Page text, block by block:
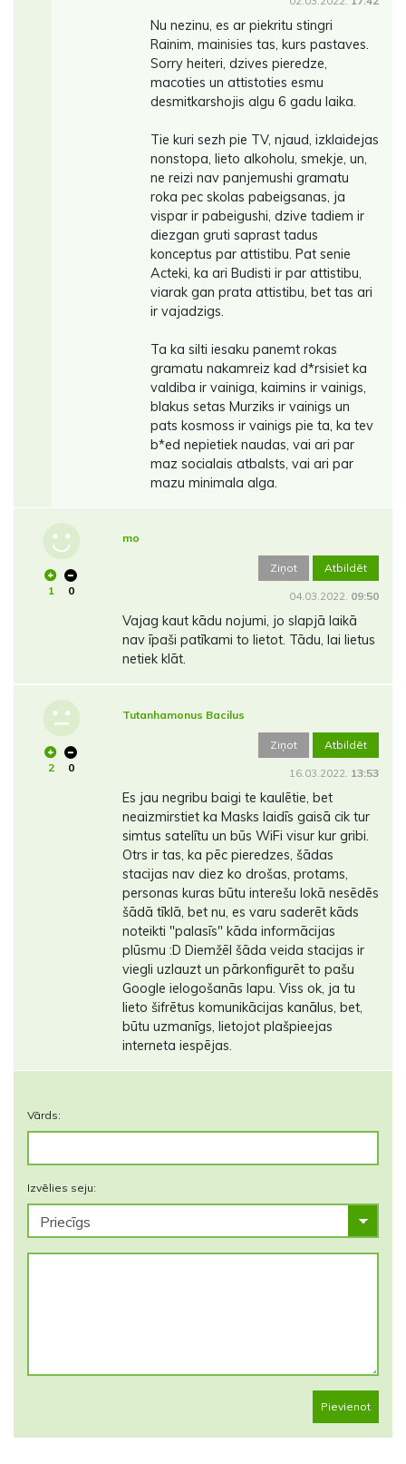
Nu nezinu, es ar piekritu stingri
Rainim, mainisies tas, kurs pastaves.
Sorry heiteri, dzives pieredze,
macoties un attistoties esmu
desmitkarshojis algu 6 gadu laika.
Tie kuri sezh pie TV, njaud, izklaidejas
nonstopa, lieto alkoholu, smekje, un,
ne reizi nav panjemushi gramatu
roka pec skolas pabeigsanas, ja
vispar ir pabeigushi, dzive tadiem ir
diezgan gruti saprast tadus
konceptus par attistibu. Pat senie
Acteki, ka ari Budisti ir par attistibu,
viarak gan prata attistibu, bet tas ari
ir vajadzigs.
Ta ka silti iesaku panemt rokas
gramatu nakamreiz kad d*rsisiet ka
valdiba ir vainiga, kaimins ir vainigs,
blakus setas Murziks ir vainigs un
pats kosmoss ir vainigs pie ta, ka tev
b*ed nepietiek naudas, vai ari par
maz socialais atbalsts, vai ari par
mazu minimala alga.
1 0
mo
Ziņot Atbildēt
04.03.2022. 09:50
Vajag kaut kādu nojumi, jo slapjā laikā
nav īpaši patīkami to lietot. Tādu, lai lietus
netiek klāt.
2 0
Tutanhamonus Bacilus
Ziņot Atbildēt
16.03.2022. 13:53
Es jau negribu baigi te kaulētie, bet
neaizmirstiet ka Masks laidīs gaisā cik tur
simtus satelītu un būs WiFi visur kur gribi.
Otrs ir tas, ka pēc pieredzes, šādas
stacijas nav diez ko drošas, protams,
personas kuras būtu interešu lokā nesēdēs
šādā tīklā, bet nu, es varu saderēt kāds
noteikti "palasīs" kāda informācijas
plūsmu :D Diemžēl šāda veida stacijas ir
viegli uzlauzt un pārkonfigurēt to pašu
Google ielogošanās lapu. Viss ok, ja tu
lieto šifrētus komunikācijas kanālus, bet,
būtu uzmanīgs, lietojot plašpieejas
interneta iespējas.
Vārds:
Izvēlies seju:
Pievienot